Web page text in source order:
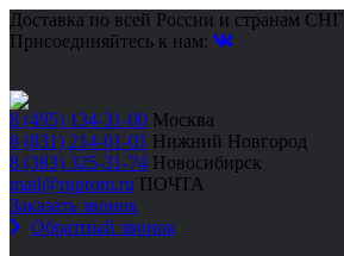
Доставка по всей России и странам СНГ
Присоединяйтесь к нам:
8 (495) 134-31-00 Москва
8 (831) 214-01-01 Нижний Новгород
8 (383) 325-31-74 Новосибирск
mail@rgprom.ru ПОЧТА
Заказать звонок
Обратный звонок